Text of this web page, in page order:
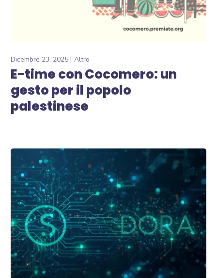
Dicembre 23, 2025 Altro
E-time con Cocomero: un
gesto per il popolo
palestinese